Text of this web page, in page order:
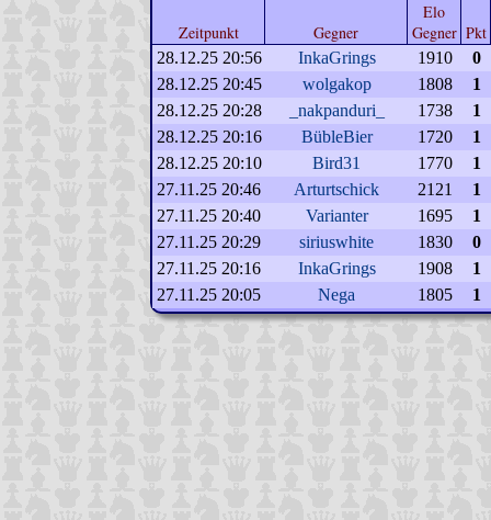
Zeitpunkt Gegner
Elo
Gegner Pkt
28.12.25 20:56 InkaGrings 1910
0
28.12.25 20:45
wolgakop 1808
1
28.12.25 20:28
_nakpanduri_ 1738
1
28.12.25 20:16
BübleBier 1720
1
28.12.25 20:10
Bird31 1770
1
27.11.25 20:46
Arturtschick 2121
1
27.11.25 20:40
Varianter 1695
1
27.11.25 20:29
siriuswhite 1830
0
27.11.25 20:16
InkaGrings 1908
1
27.11.25 20:05
Nega 1805 1